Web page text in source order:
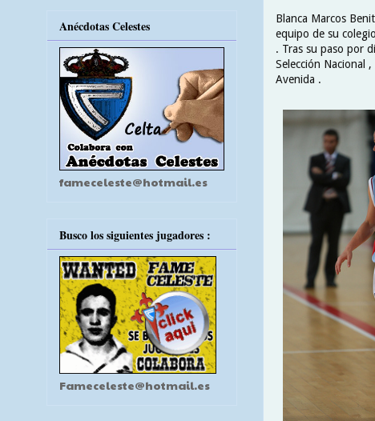
Blanca Marcos
equipo de su
. Tras su paso por
Selección Nacional
Avenida .
Anécdotas Celestes
fameceleste@hotmail.es
Busco los siguientes jugadores :
Fameceleste@hotmail.es